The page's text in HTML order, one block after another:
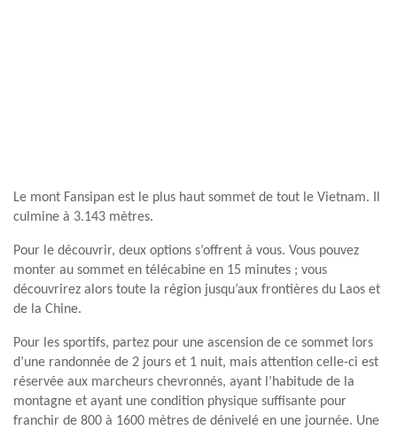
Le mont Fansipan est le plus haut sommet de tout le Vietnam. Il
culmine à 3.143 mètres.
Pour le découvrir, deux options s’offrent à vous. Vous pouvez
monter au sommet en télécabine en 15 minutes ; vous
découvrirez alors toute la région jusqu’aux frontières du Laos et
de la Chine.
Pour les sportifs, partez pour une ascension de ce sommet lors
d’une randonnée de 2 jours et 1 nuit, mais attention celle-ci est
réservée aux marcheurs chevronnés, ayant l’habitude de la
montagne et ayant une condition physique suffisante pour
franchir de 800 à 1600 mètres de dénivelé en une journée. Une